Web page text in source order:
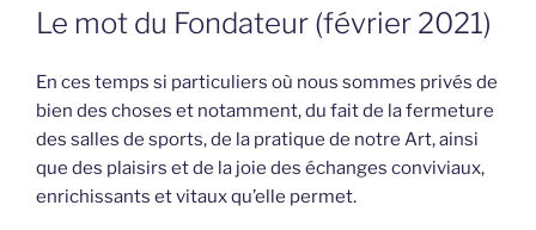
LE
Le mot du Fondateur (février 2021)
En ces temps si particuliers où nous sommes privés de
bien des choses et notamment, du fait de la fermeture
des salles de sports, de la pratique de notre Art, ainsi
que des plaisirs et de la joie des échanges conviviaux,
enrichissants et vitaux qu’elle permet.